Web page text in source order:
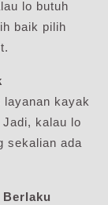
lo butuh
baik pilih
layanan kayak
kalau lo
sekalian ada